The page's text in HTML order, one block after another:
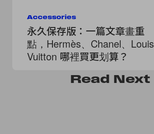
Accessories
永久保存版：一篇文章畫重
點，Hermès、Chanel、Louis
Vuitton 哪裡買更划算？
Read Next